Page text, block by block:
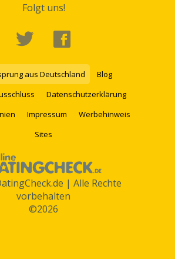
Folgt uns!
aus Deutschland
Blog
Datenschutzerklärung
Impressum
Werbehinweis
Sites
| Alle Rechte
vorbehalten
©2026